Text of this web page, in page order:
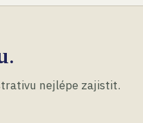
nejlépe zajistit.